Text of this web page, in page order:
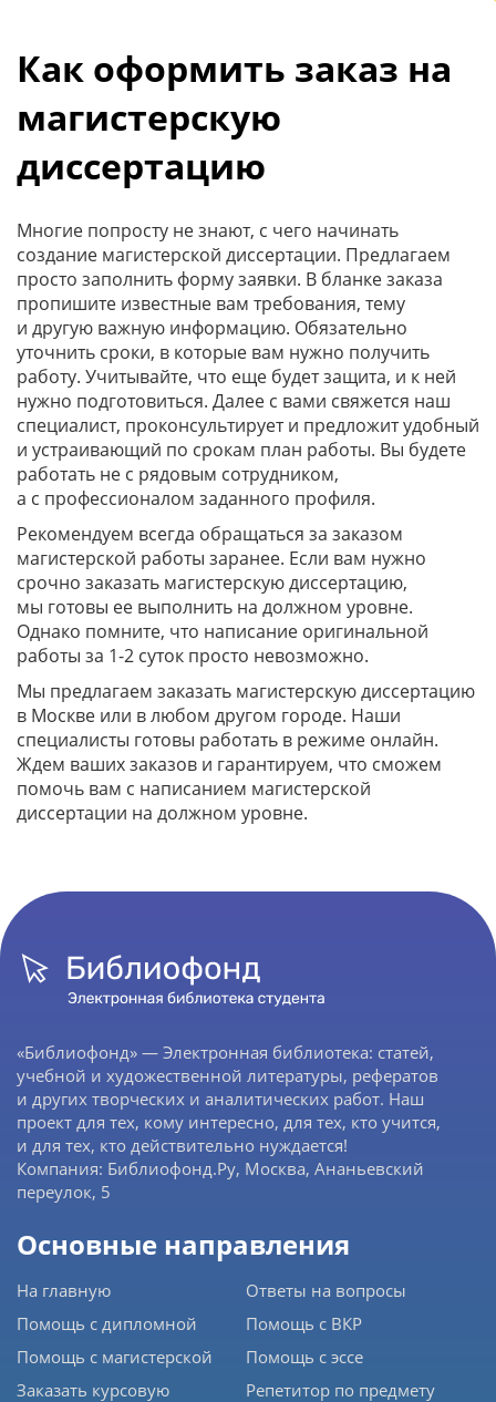
Как оформить заказ на
магистерскую
диссертацию
Многие попросту не знают, с чего начинать
создание магистерской диссертации. Предлагаем
просто заполнить форму заявки. В бланке заказа
пропишите известные вам требования, тему
и другую важную информацию. Обязательно
уточнить сроки, в которые вам нужно получить
работу. Учитывайте, что еще будет защита, и к ней
нужно подготовиться. Далее с вами свяжется наш
специалист, проконсультирует и предложит удобный
и устраивающий по срокам план работы. Вы будете
работать не с рядовым сотрудником,
а с профессионалом заданного профиля.
Рекомендуем всегда обращаться за заказом
магистерской работы заранее. Если вам нужно
срочно заказать магистерскую диссертацию,
мы готовы ее выполнить на должном уровне.
Однако помните, что написание оригинальной
работы за 1-2 суток просто невозможно.
Мы предлагаем заказать магистерскую диссертацию
в Москве или в любом другом городе. Наши
специалисты готовы работать в режиме онлайн.
Ждем ваших заказов и гарантируем, что сможем
помочь вам с написанием магистерской
диссертации на должном уровне.
«Библиофонд» — Электронная библиотека: статей,
учебной и художественной литературы, рефератов
и других творческих и аналитических работ. Наш
проект для тех, кому интересно, для тех, кто учится,
и для тех, кто действительно нуждается!
Компания: Библиофонд.Ру, Москва, Ананьевский
переулок, 5
Основные направления
На главную
Помощь с дипломной
Помощь с магистерской
Заказать курсовую
Ответы на вопросы
Помощь с ВКР
Помощь с эссе
Репетитор по предмету